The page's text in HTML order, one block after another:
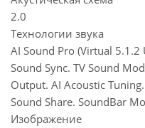
2.0
Технологии звука
AI Sound Pro (Virtual 5.1.2
Sound Sync. TV Sound
Output. AI Acoustic
Sound Share. SoundBar
Изображение